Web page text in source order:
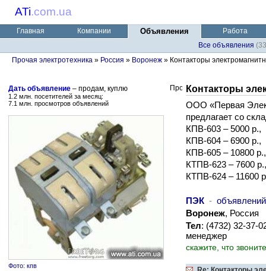
ATi.com.ua
Главная Компании Объявления
Работа
Все объявления
Прочая электротехника » Россия » Воронеж » Контакторы
Дать объявление – продам, куплю
1.2 млн. посетителей за месяц:
7.1 млн. просмотров объявлений
Фото: кпв
Контакторы
ООО «Первая
предлагает со
КПВ-603 – 5000 р.,
КПВ-604 – 6900 р.,
КПВ-605 – 10800 р.,
КТПВ-623 – 7600 р.,
КТПВ-624 – 11600
ПЭК - объявлений
Воронеж, Россия
Тел: (4732) 32-37-
менеджер
скажите, что